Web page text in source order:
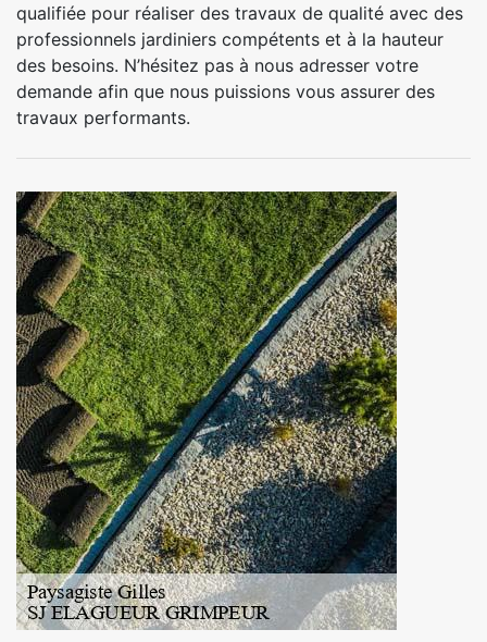
qualifiée pour réaliser des travaux de qualité avec des
professionnels jardiniers compétents et à la hauteur
des besoins. N’hésitez pas à nous adresser votre
demande afin que nous puissions vous assurer des
travaux performants.